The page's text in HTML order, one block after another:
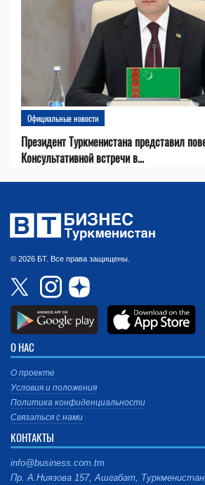
Официальные новости
Президент Туркменистана представил
Консультативной встречи в...
© 2026 БТ. Все права защищены.
О НАС
О проекте
Условия и положения
Политика конфиденциальности
Связаться с нами
КОНТАКТЫ
info@business.com.tm
Пр. А.Ниязова 157, Ашгабат,